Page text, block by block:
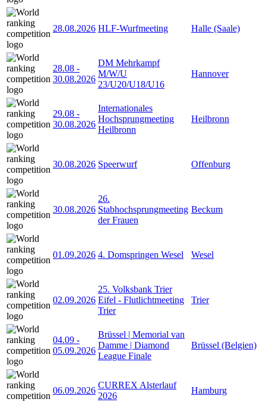
28.08.2026 HLF-Wurfmeeting Halle (Saale)
28.08 -
30.08.2026
DM Mehrkampf
M/W/U
23/U20/U18/U16
Hannover
29.08 -
30.08.2026
Internationales
Hochsprungmeeting
Heilbronn
Heilbronn
30.08.2026 Speerwurf Offenburg
30.08.2026
26.
Stabhochsprungmeeting
der Frauen
Beckum
01.09.2026 4. Domspringen Wesel Wesel
02.09.2026
25. Volksbank Trier
Eifel - Flutlichtmeeting
Trier
Trier
04.09 -
05.09.2026
Brüssel | Memorial van
Damme | Diamond
League Finale
Brüssel (Belgien)
06.09.2026
CURREX Alsterlauf
2026
Hamburg